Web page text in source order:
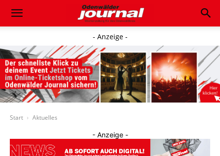
- Anzeige -
Start Aktuelles
- Anzeige -